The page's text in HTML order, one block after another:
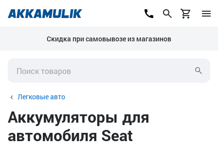
Скидка при самовывозе из магазинов
Легковые авто
Аккумуляторы для
автомобиля Seat